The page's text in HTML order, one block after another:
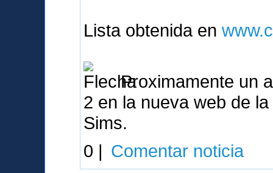
Lista obtenida en
Proximamente un
2 en la nueva web de
Sims.
0 | Comentar noticia